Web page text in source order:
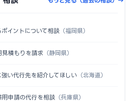
イントについて相談 （福岡県）
見積もりを請求 （静岡県）
強い代行先を紹介してほしい （北海道）
用申請の代行を相談 （兵庫県）